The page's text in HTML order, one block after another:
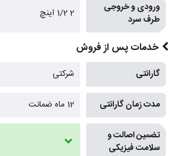
ورودی و خروجی
طرف سرد
2 1/2 اینچ
خدمات پس از فروش
گارانتی شرکتی
مدت زمان گارانتی 12 ماه ضمانت
تضمین اصالت و
سلامت فیزیکی